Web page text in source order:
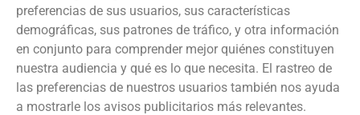
preferencias de sus usuarios, sus características
demográficas, sus patrones de tráfico, y otra información
en conjunto para comprender mejor quiénes constituyen
nuestra audiencia y qué es lo que necesita. El rastreo de
las preferencias de nuestros usuarios también nos ayuda
a mostrarle los avisos publicitarios más relevantes.